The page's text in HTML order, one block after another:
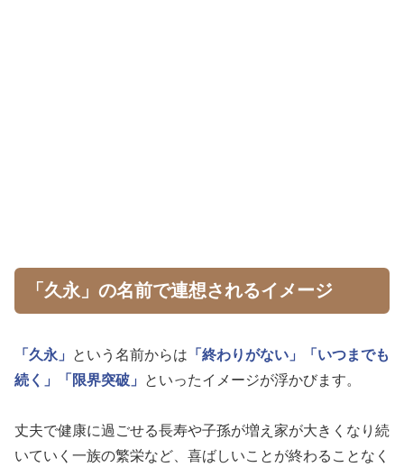
「久永」の名前で連想されるイメージ
「久永」 という名前からは 「終わりがない」
「いつまでも
続く」
「限界突破」 といったイメージが浮かびます。
丈夫で健康に過ごせる長寿や子孫が増え家が大きくなり続
いていく一族の繁栄など、喜ばしいことが終わることなく